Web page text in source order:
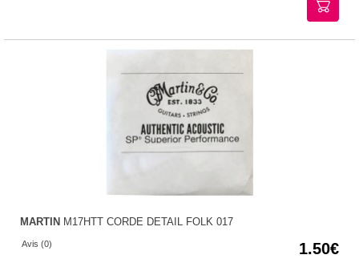
MARTIN M17HTT CORDE DETAIL FOLK 017
Avis (0) 1.50